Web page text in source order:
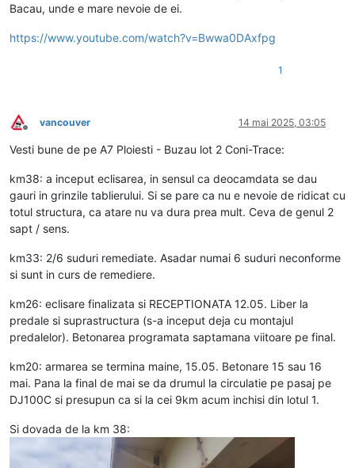
Bacau, unde e mare nevoie de ei.
https://www.youtube.com/watch?v=Bwwa0DAxfpg
1
Deconectat
vancouver 14 mai 2025, 03:05
Vesti bune de pe A7 Ploiesti - Buzau lot 2 Coni-Trace:
km38: a inceput eclisarea, in sensul ca deocamdata se dau
gauri in grinzile tablierului. Si se pare ca nu e nevoie de ridicat cu
totul structura, ca atare nu va dura prea mult. Ceva de genul 2
sapt / sens.
km33: 2/6 suduri remediate. Asadar numai 6 suduri neconforme
si sunt in curs de remediere.
km26: eclisare finalizata si RECEPTIONATA 12.05. Liber la
predale si suprastructura (s-a inceput deja cu montajul
predalelor). Betonarea programata saptamana viitoare pe final.
km20: armarea se termina maine, 15.05. Betonare 15 sau 16
mai. Pana la final de mai se da drumul la circulatie pe pasaj pe
DJ100C si presupun ca si la cei 9km acum inchisi din lotul 1.
Si dovada de la km 38: